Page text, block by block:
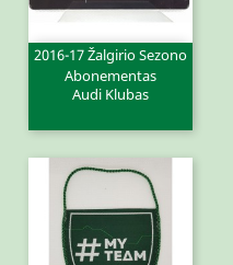
2016-17 Žalgirio Sezono
Abonementas
Audi Klubas